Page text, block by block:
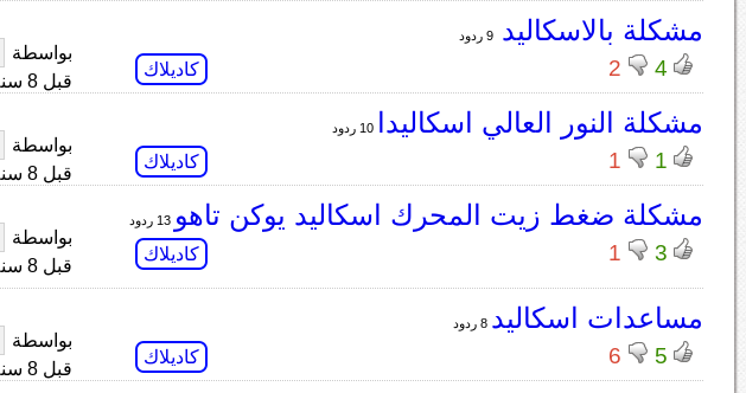
مشكلة بالاسكاليد9 ردود
4
2 كاديلاك
بواسطة
قبل 8 سنه و 4 شهر
مشكلة النور العالي اسكاليدا 10 ردود
1
1 كاديلاك
بواسطة
قبل 8 سنه و 4 شهر
مشكلة ضغط زيت المحرك اسكاليد يوكن تاهو 13 ردود
3
1 كاديلاك
بواسطة
قبل 8 سنه و 6 شهر
مساعدات اسكاليد 8 ردود
5
6 كاديلاك
بواسطة
قبل 8 سنه و 8 شهر